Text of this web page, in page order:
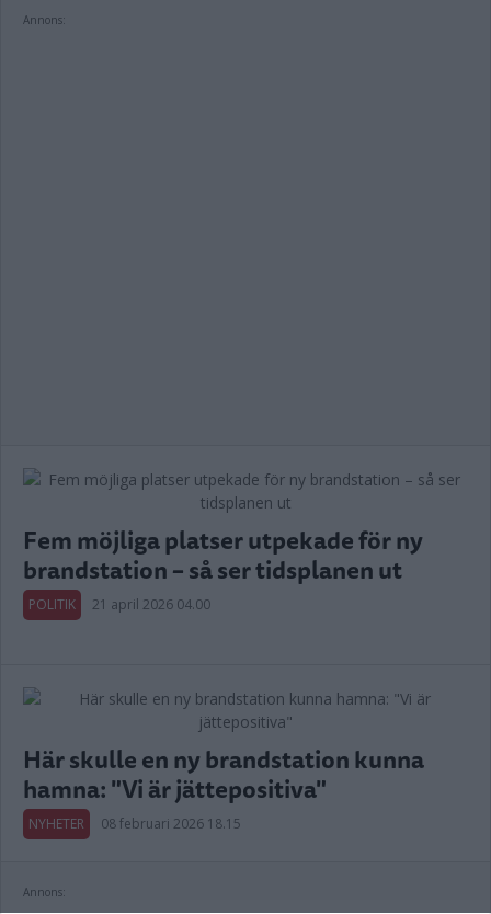
Annons:
Fem möjliga platser utpekade för ny
brandstation – så ser tidsplanen ut
POLITIK 21 april 2026 04.00
Här skulle en ny brandstation kunna
hamna: "Vi är jättepositiva"
NYHETER 08 februari 2026 18.15
Annons: